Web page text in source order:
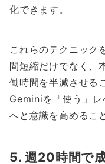
化できます。
これらのテクニック
間短縮だけでなく、
働時間を半減させる
Geminiを「使う」
へと意識を高めるこ
5. 週20時間で